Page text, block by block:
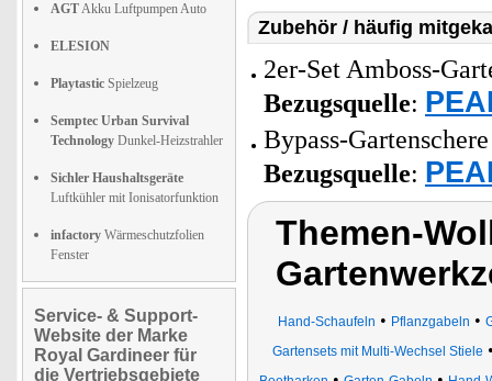
AGTAkku Luftpumpen Auto
ELESION
Playtastic Spielzeug
Semptec Urban Survival
Technology Dunkel-Heizstrahler
Sichler Haushaltsgeräte
Luftkühler mit Ionisatorfunktion
infactory Wärmeschutzfolien
Fenster
Service- & Support-
Website der Marke
Royal Gardineer für
die Vertriebsgebiete
Zubehör / häufig
2er-Set Amboss-
Bezugsquelle:
Bypass-
Bezugsquelle:
Themen-
Hand-Schaufeln • Pflanzgabeln •
Gartensets mit Multi-Wechsel Stiele